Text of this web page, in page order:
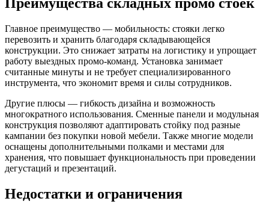
Главное преимущество — мобильность: стояки легко
перевозить и хранить благодаря складывающейся
конструкции. Это снижает затраты на логистику и упрощает
работу выездных промо-команд. Установка занимает
считанные минуты и не требует специализированного
инструмента, что экономит время и силы сотрудников.
Другие плюсы — гибкость дизайна и возможность
многократного использования. Сменные панели и модульная
конструкция позволяют адаптировать стойку под разные
кампании без покупки новой мебели. Также многие модели
оснащены дополнительными полками и местами для
хранения, что повышает функциональность при проведении
дегустаций и презентаций.
Недостатки и ограничения